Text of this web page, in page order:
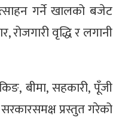
गर्ने खालको बजेट
वृद्धि र लगानी
बीमा, सहकारी, पूँजी
प्रस्तुत गरेको